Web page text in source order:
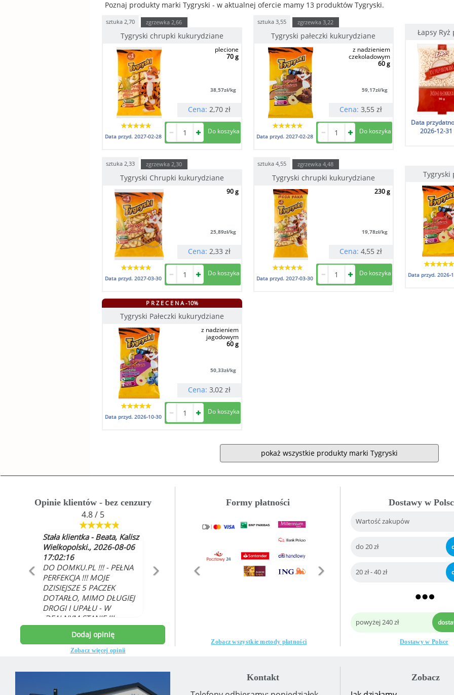
Poznaj produkty marki Tygryski - w aktualnej ofercie mamy 13 produktów Tygryski.
sztuka 2,70 zgrzewka2,66
Tygryski chrupki kukurydziane
plecione
70 g
38,57zł/kg
Cena: 2,70 zł
Data przyd. 2027-02-28
sztuka 3,55 zgrzewka3,22
Tygryski pałeczki kukurydziane
z nadzieniem
czekoladowym
60 g
59,17zł/kg
Cena:3,55 zł
Data przyd. 2027-02-28
Łapsy
Data
2026-12-31
sztuka 2,33 zgrzewka2,30
Tygryski Chrupki kukurydziane
90 g
25,89zł/kg
Cena: 2,33 zł
Data przyd. 2027-03-30
sztuka 4,55 zgrzewka4,48
Tygryski chrupki kukurydziane
230 g
19,78zł/kg
Cena:4,55 zł
Data przyd. 2027-03-30
Tygryski
Data przyd.2026-
P R Z E C E N A -10%
Tygryski Pałeczki kukurydziane
z nadzieniem
jagodowym
60 g
50,33zł/kg
Cena: 3,02 zł
Data przyd. 2026-10-30
pokaż wszystkie produkty marki Tygryski
Opinie klientów - bez cenzury
4.8 / 5
klientka - Beata, Kalisz
2026-08-06
!!! - PEŁNA
!!! MOJE
5 PACZEK
MIMO DŁUGIEJ
I UPAŁU - W
STANIE !!!
ŚWIEŻE I
ŻE JESTEŚCIE I
Alicja Bryzoń , 2026-08-06
14:36:13
dostawy
Dodaj opinię
Zobacz więcej opinii
Formy płatności
Zobacz wszystkie metody płatności
Dostawy w
Wartość zakupów
do 20 zł
20 zł - 40 zł
powyżej 240 zł
Dostawy w Polsce
Kontakt Zobacz